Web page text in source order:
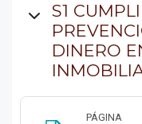
S1
DINERO
PÁGINA